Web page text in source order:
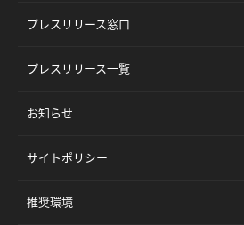
プレスリリース窓口
プレスリリース一覧
お知らせ
サイトポリシー
推奨環境